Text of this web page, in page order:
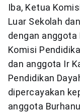
Iba, Ketua
Luar Sekolah
dengan anggota
Komisi
dan anggota Ir
Pendidikan
dipercayakan
anggota